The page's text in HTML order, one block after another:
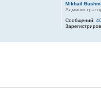
Mikhail
Сообщений: